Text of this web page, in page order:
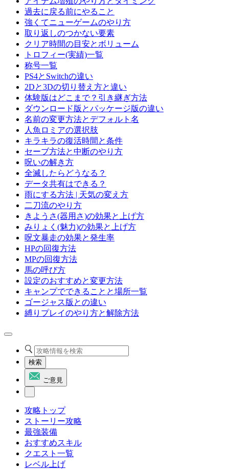
過去に戻る前にやること
強くてニューゲームのやり方
取り返しのつかない要素
クリア時間の目安とボリューム
トロフィー(実績)一覧
称号一覧
PS4とSwitchの違い
2Dと3Dの切り替え方と違い
体験版はどこまで？引き継ぎ方法
ダウンロード版とパッケージ版の違い
名前の変更方法とデフォルト名
人魚ロミアの選択肢
キラキラの復活時間と条件
セーブ方法と中断のやり方
呪いの解き方
全滅したらどうなる？
データ共有はできる？
雨にする方法 | 天気の変え方
二刀流のやり方
きようさ(器用さ)の効果と上げ方
みりょく(魅力)の効果と上げ方
呪文暴走の効果と発生率
HPの回復方法
MPの回復方法
馬の呼び方
設定のおすすめと変更方法
キャンプでできることと場所一覧
ゴージャス版との違い
縛りプレイのやり方と解除方法
検索
ご意見
攻略トップ
ストーリー攻略
最強装備
おすすめスキル
クエスト一覧
レベル上げ